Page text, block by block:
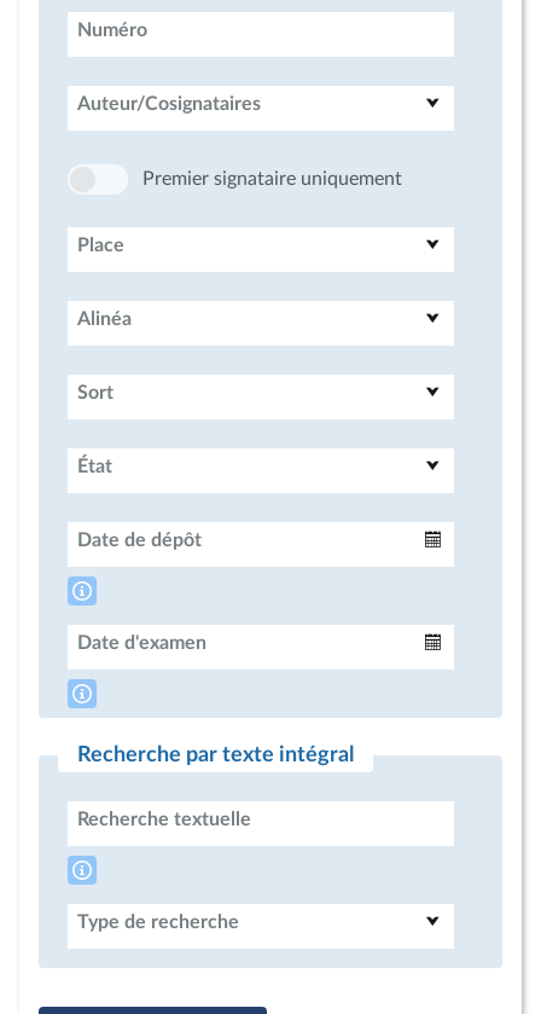
Numéro
Auteur/Cosignataires
Premier signataire uniquement
Place
Alinéa
Sort
État
Date de dépôt
Date d'examen
Recherche par texte intégral
Recherche textuelle
Type de recherche